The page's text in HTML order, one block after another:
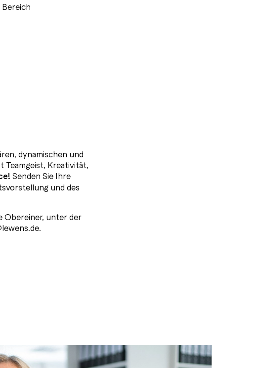
dynamischen und
Teamgeist, Kreativität,
Senden Sie Ihre
und des
Obereiner, unter der
.